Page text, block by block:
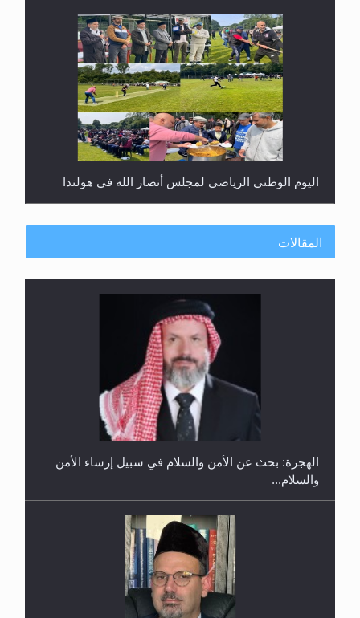
اليوم الوطني الرياضي لمجلس أنصار الله في هولندا
إتمام حفظ القرآن الكريم لثلاثة طلاب من مدرسة الحفظ
حفل توزيع الشهادات في الجامعة الأحمدية بنيجيريا لعام
المقالات
الهجرة: بحث عن الأمن والسلام في سبيل إرساء الأمن
والسلام...